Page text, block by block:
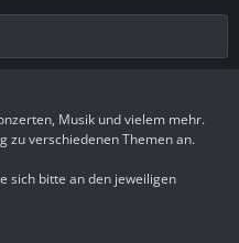
Musik und vielem mehr.
zu verschiedenen Themen an.
sich bitte an den jeweiligen